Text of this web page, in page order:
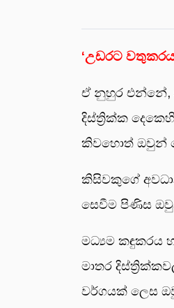
‘උඩරට
ඒ නුහුර එන්නේ,
දිස්ත්‍රික්ක
කිවහොත් ඔවුන්
කිසිවකුගේ
සෙවීම පිණිස
මධ්‍යම කඳුකරය
මාතර
වර්ගයක් ලෙස